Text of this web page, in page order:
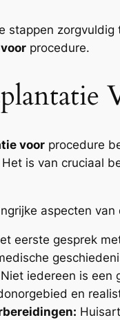
stappen
procedure.
voor procedure
is van cruciaal
aspecten
eerste gesprek
Niet iedereen is een
en